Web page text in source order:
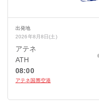
出発地
2026年8月8日(土)
アテネ
ATH
08:00
アテネ国際空港